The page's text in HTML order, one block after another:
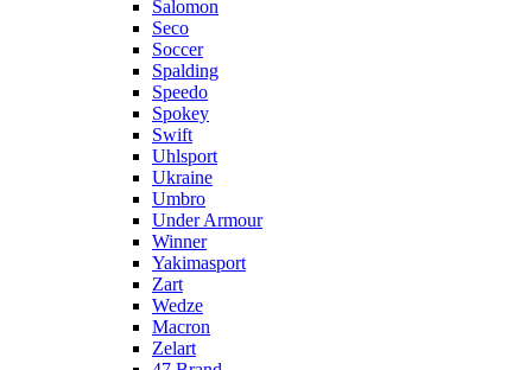
Salomon
Seco
Soccer
Spalding
Speedo
Spokey
Swift
Uhlsport
Ukraine
Umbro
Under Armour
Winner
Yakimasport
Zart
Wedze
Macron
Zelart